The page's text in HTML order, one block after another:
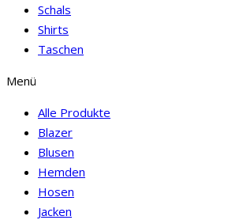
Schals
Shirts
Taschen
Menü
Alle Produkte
Blazer
Blusen
Hemden
Hosen
Jacken